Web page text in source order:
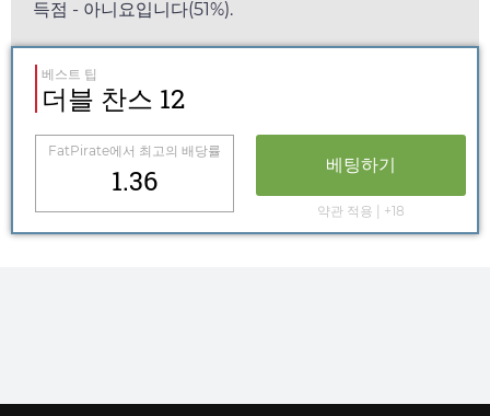
득점 - 아니요입니다(51%).
베스트 팁
더블 찬스 12
FatPirate에서 최고의 배당률
1.36 베팅하기
약관 적용 | +18